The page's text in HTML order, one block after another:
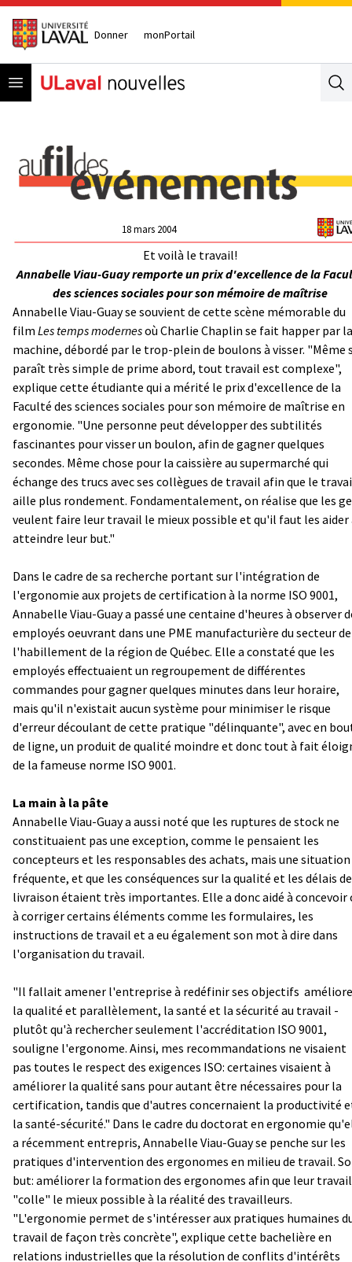
Donner monPortail
Open menu
18 mars 2004
Et voilà le travail!
Annabelle Viau-Guay remporte un prix d'excellence de la
des sciences sociales pour son mémoire de maîtrise
Annabelle Viau-Guay se souvient de cette scène mémorable du
film Les temps modernesoù Charlie Chaplin se fait happer par la
machine, débordé par le trop-plein de boulons à visser. "Même
paraît très simple de prime abord, tout travail est complexe",
explique cette étudiante qui a mérité le prix d'excellence de la
Faculté des sciences sociales pour son mémoire de maîtrise en
ergonomie. "Une personne peut développer des subtilités
fascinantes pour visser un boulon, afin de gagner quelques
secondes. Même chose pour la caissière au supermarché qui
échange des trucs avec ses collègues de travail afin que le
aille plus rondement. Fondamentalement, on réalise que les
veulent faire leur travail le mieux possible et qu'il faut les aider
atteindre leur but."
Dans le cadre de sa recherche portant sur l'intégration de
l'ergonomie aux projets de certification à la norme ISO 9001,
Annabelle Viau-Guay a passé une centaine d'heures à observer
employés oeuvrant dans une PME manufacturière du secteur de
l'habillement de la région de Québec. Elle a constaté que les
employés effectuaient un regroupement de différentes
commandes pour gagner quelques minutes dans leur horaire,
mais qu'il n'existait aucun système pour minimiser le risque
d'erreur découlant de cette pratique "délinquante", avec en
de ligne, un produit de qualité moindre et donc tout à fait
de la fameuse norme ISO 9001.
La main à la pâte
Annabelle Viau-Guay a aussi noté que les ruptures de stock ne
constituaient pas une exception, comme le pensaient les
concepteurs et les responsables des achats, mais une situation
fréquente, et que les conséquences sur la qualité et les délais de
livraison étaient très importantes. Elle a donc aidé à concevoir
à corriger certains éléments comme les formulaires, les
instructions de travail et a eu également son mot à dire dans
l'organisation du travail.
"Il fallait amener l'entreprise à redéfinir ses objectifs
la qualité et parallèlement, la santé et la sécurité au travail ­
plutôt qu'à rechercher seulement l'accréditation ISO 9001,
souligne l'ergonome. Ainsi, mes recommandations ne visaient
pas toutes le respect des exigences ISO: certaines visaient à
améliorer la qualité sans pour autant être nécessaires pour la
certification, tandis que d'autres concernaient la productivité
la santé-sécurité." Dans le cadre du doctorat en ergonomie
a récemment entrepris, Annabelle Viau-Guay se penche sur les
pratiques d'intervention des ergonomes en milieu de travail.
but: améliorer la formation des ergonomes afin que leur travail
"colle" le mieux possible à la réalité des travailleurs.
"L'ergonomie permet de s'intéresser aux pratiques humaines
travail de façon très concrète", explique cette bachelière en
relations industrielles que la résolution de conflits d'intérêts